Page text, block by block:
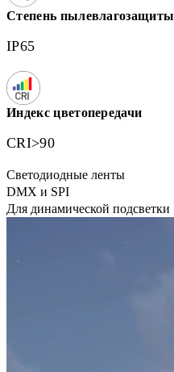
Степень пылевлагозащиты
IP65
Индекс цветопередачи
CRI>90
Светодиодные ленты
DMX и SPI
Для динамической подсветки